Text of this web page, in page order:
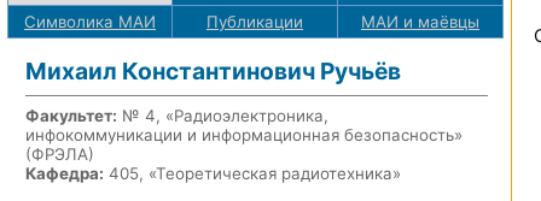
Символика МАИ Публикации МАИ и маёвцы
Михаил Константинович Ручьёв
Факультет: № 4, «Радиоэлектроника,
инфокоммуникации и информационная безопасность»
(ФРЭЛА)
Кафедра: 405, «Теоретическая радиотехника»